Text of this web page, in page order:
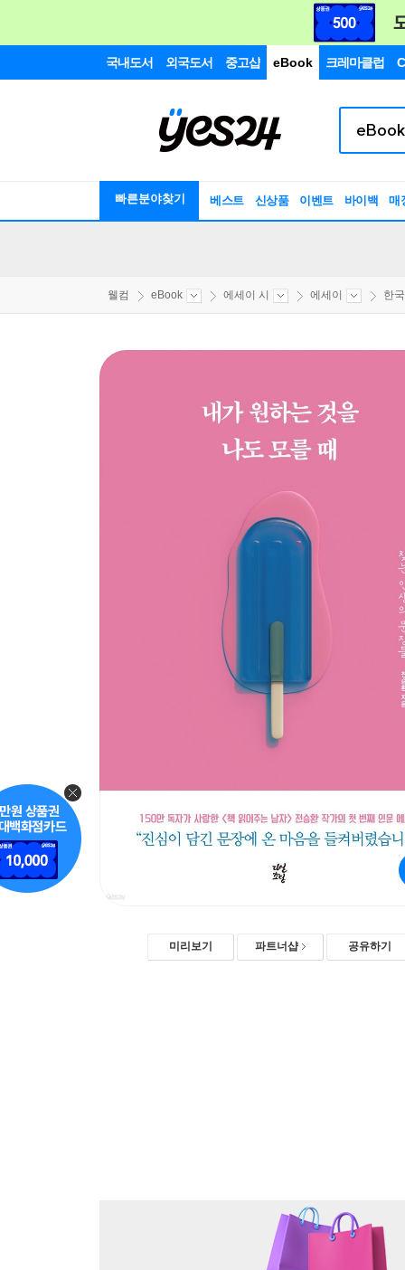
국내도서 외국도서 중고샵 eBook 크레마클럽
빠른분야찾기 베스트 신상품 이벤트 바이백 매
웰컴 eBook 에세이 시 에세이 한
미리보기 파트너샵 공유하기